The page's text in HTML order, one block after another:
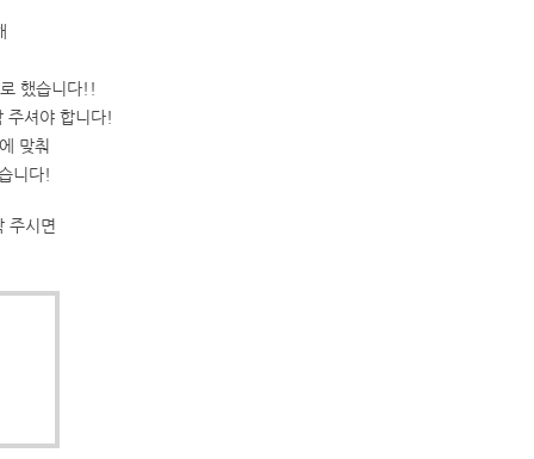
했습니다!!
주셔야 합니다!
맞춰
니다!
주시면